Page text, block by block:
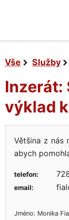
Vše Služby
Inzerát:
výklad
Většina z nás
abych
Jméno: Monika
telefon:
email: